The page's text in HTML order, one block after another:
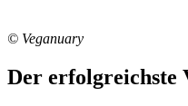
© Veganuary
Der erfolgreichste